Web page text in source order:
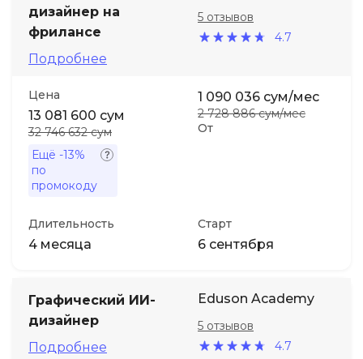
дизайнер на
фрилансе
Подробнее
4.7
5 отзывов
Цена
13 081 600 сум
32 746 632 сум
Ещё -13%
по
промокоду
От
1 090 036 сум/мес
2 728 886 сум/мес
Длительность
4 месяца
Старт
6 сентября
Графический ИИ-
дизайнер
Подробнее
Eduson Academy
4.7
5 отзывов